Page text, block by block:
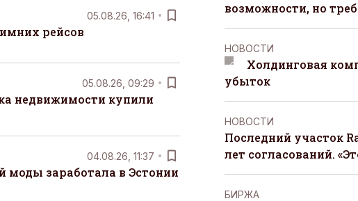
05.08.26, 16:41
рейсов
05.08.26, 09:29
недвижимости купили
04.08.26, 11:37
моды заработала в Эстонии
возможности, но
НОВОСТИ
Холдинговая
убыток
НОВОСТИ
Последний участок
лет согласований.
БИРЖА